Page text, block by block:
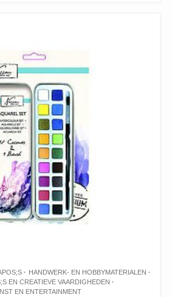
HANDWERK- EN HOBBYMATERIALEN
EN CREATIEVE VAARDIGHEDEN
EN ENTERTAINMENT